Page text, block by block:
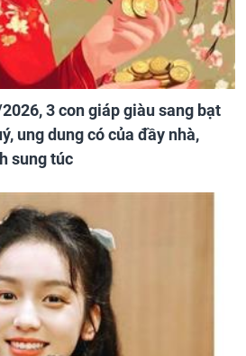
3 con giáp giàu sang bạt
ung dung có của đầy nhà,
sung túc